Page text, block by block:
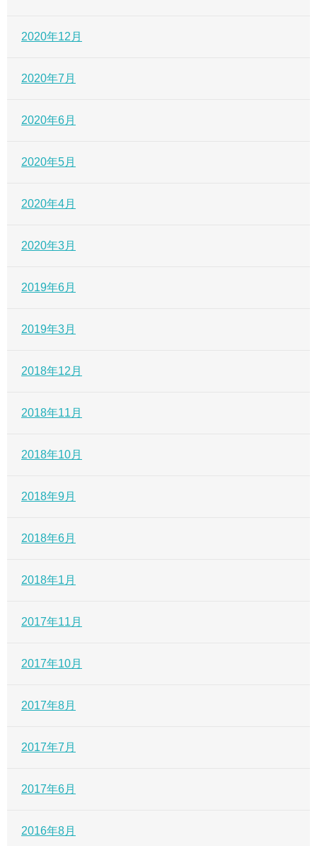
2020年12月
2020年7月
2020年6月
2020年5月
2020年4月
2020年3月
2019年6月
2019年3月
2018年12月
2018年11月
2018年10月
2018年9月
2018年6月
2018年1月
2017年11月
2017年10月
2017年8月
2017年7月
2017年6月
2016年8月